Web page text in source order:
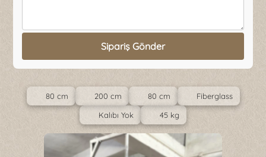
Sipariş Gönder
80 cm 200 cm 80 cm
Fiberglass
Kalıbı Yok
45 kg